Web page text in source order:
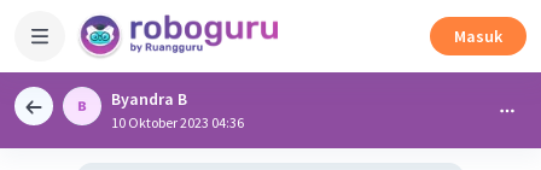
Masuk
Byandra B
10 Oktober 2023 04:36